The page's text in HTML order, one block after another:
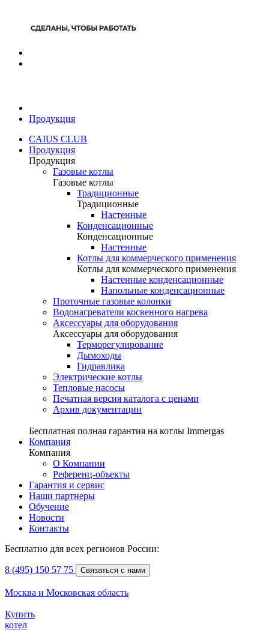
Продукция
CAIUS CLUB
Продукция
Продукция
Газовые котлы
Газовые котлы
Традиционные
Традиционные
Настенные
Конденсационные
Конденсационные
Настенные
Котлы для коммерческого применения
Котлы для коммерческого применения
Настенные конденсационные
Напольные конденсационные
Проточные газовые колонки
Водонагреватели косвенного нагрева
Аксессуары для оборудования
Аксессуары для оборудования
Терморегулирование
Дымоходы
Гидравлика
Электрические котлы
Тепловые насосы
Печатная версия каталога с ценами
Архив документации
Бесплатная полная гарантия на котлы Immergas
Компания
Компания
О Компании
Референц-объекты
Гарантия и сервис
Наши партнеры
Обучение
Новости
Контакты
Бесплатно для всех регионов России:
8 (495) 150 57 75 Связаться с нами
Москва и Московская область
Купить
котел